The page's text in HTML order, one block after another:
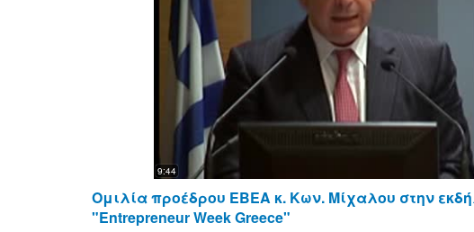
9:44
Ομιλία προέδρου ΕΒΕΑ κ. Κων. Μίχαλου στην
"Entrepreneur Week Greece"